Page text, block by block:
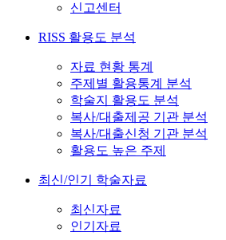
신고센터
RISS 활용도 분석
자료 현황 통계
주제별 활용통계 분석
학술지 활용도 분석
복사/대출제공 기관 분석
복사/대출신청 기관 분석
활용도 높은 주제
최신/인기 학술자료
최신자료
인기자료